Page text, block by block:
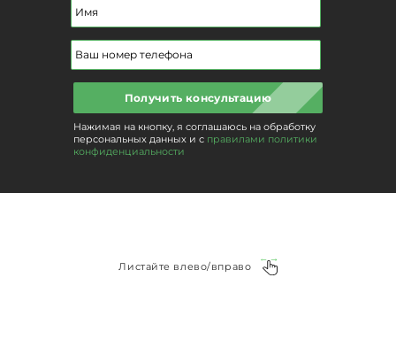
Получить консультацию
Нажимая на кнопку, я соглашаюсь на обработку
персональных данных и с правилами политики
конфиденциальности
Листайте влево/вправо